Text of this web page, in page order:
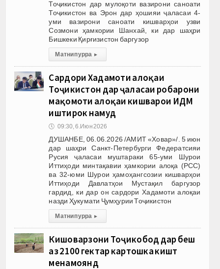
Тоҷикистон дар мулоқоти вазирони саноати
Тоҷикистон ва Эрон дар ҳошияи ҷаласаи 4-
уми вазирони саноати кишварҳои узви
Созмони ҳамкории Шанхай, ки дар шаҳри
Бишкеки Қирғизистон баргузор
Матни пурра ▸
Сардори Хадамоти алоқаи
Тоҷикистон дар ҷаласаи роҳбарони
мақомоти алоқаи кишварҳои ИДМ
иштирок намуд
🕔 09:30, 6.Июн 2026
ДУШАНБЕ, 06.06.2026 /АМИТ «Ховар»/. 5 июн
дар шаҳри Санкт-Петербурги Федератсияи
Русия ҷаласаи муштараки 65-уми Шурои
Иттиҳоди минтақавии ҳамкории алоқа (РСС)
ва 32-юми Шурои ҳамоҳангсозии кишварҳои
Иттиҳоди Давлатҳои Мустақил баргузор
гардид, ки дар он сардори Хадамоти алоқаи
назди Ҳукумати Ҷумҳурии Тоҷикистон
Матни пурра ▸
Кишоварзони Тоҷикобод дар беш
аз 2100 гектар картошка кишт
менамоянд